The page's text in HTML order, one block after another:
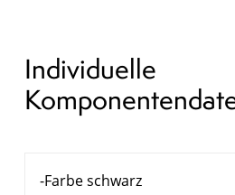
Individuelle
-Farbe schwarz